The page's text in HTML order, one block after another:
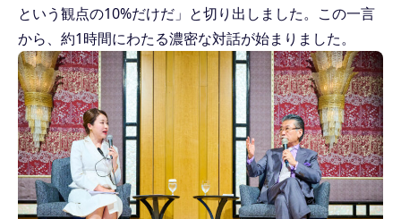
という観点の10%だけだ」と切り出しました。この一言
から、約1時間にわたる濃密な対話が始まりました。